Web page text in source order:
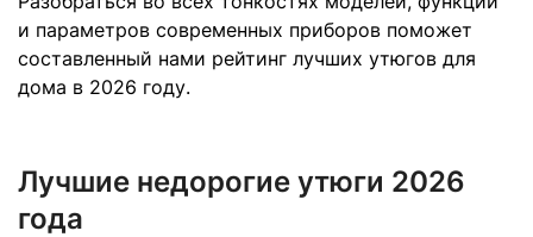
и параметров современных приборов поможет
составленный нами рейтинг лучших утюгов для
дома в 2026 году.
Лучшие недорогие утюги 2026
года